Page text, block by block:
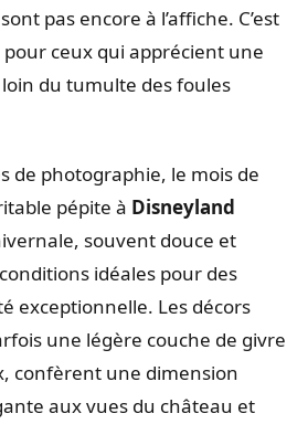
pas encore à l’affiche. C’est
ceux qui apprécient une
du tumulte des foules
de photographie, le mois de
pépite à Disneyland
souvent douce et
idéales pour des
exceptionnelle. Les décors
une légère couche de givre
confèrent une dimension
aux vues du château et